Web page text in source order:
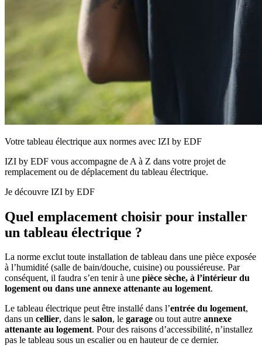
Votre tableau électrique aux normes avec IZI by EDF
IZI by EDF vous accompagne de A à Z dans votre projet de
remplacement ou de déplacement du tableau électrique.
Je découvre IZI by EDF
Quel emplacement choisir pour installer
un tableau électrique ?
La norme exclut toute installation de tableau dans une pièce exposée
à l’humidité (salle de bain/douche, cuisine) ou poussiéreuse. Par
conséquent, il faudra s’en tenir à une pièce sèche, à l’intérieur du
logement ou dans une annexe attenante au logement.
Le tableau électrique peut être installé dans l’entrée du logement,
dans un cellier, dans le salon, le garage ou tout autre annexe
attenante au logement. Pour des raisons d’accessibilité, n’installez
pas le tableau sous un escalier ou en hauteur de ce dernier.